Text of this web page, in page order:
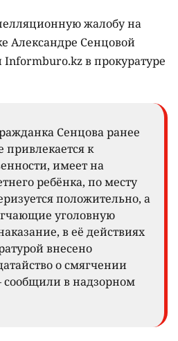
жалобу на
Александре Сенцовой
в прокуратуре
Сенцова ранее
к
имеет на
ребёнка, по месту
положительно, а
уголовную
в её действиях
внесено
о смягчении
сообщили в надзорном